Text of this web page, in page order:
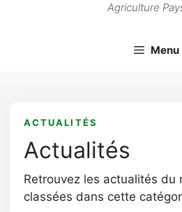
Agriculture
Menu
ACTUALITÉS
Actualités
Retrouvez les actualités du
classées dans cette